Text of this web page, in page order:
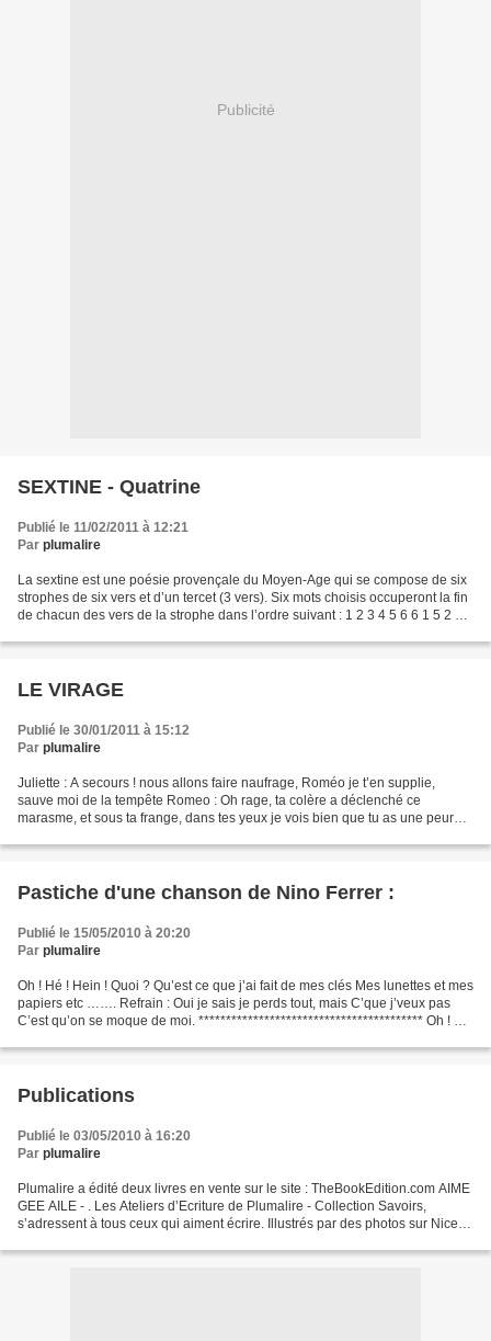
Publicité
SEXTINE - Quatrine
Publié le 11/02/2011 à 12:21
Par plumalire
La sextine est une poésie provençale du Moyen-Age qui se compose de six
strophes de six vers et d’un tercet (3 vers). Six mots choisis occuperont la fin
de chacun des vers de la strophe dans l’ordre suivant : 1 2 3 4 5 6 6 1 5 2 4 3
LE VIRAGE
Publié le 30/01/2011 à 15:12
Par plumalire
Juliette : A secours ! nous allons faire naufrage, Roméo je t’en supplie,
sauve moi de la tempête Romeo : Oh rage, ta colère a déclenché ce
marasme, et sous ta frange, dans tes yeux je vois bien que tu as une peur
Pastiche d'une chanson de Nino Ferrer :
Publié le 15/05/2010 à 20:20
Par plumalire
Oh ! Hé ! Hein ! Quoi ? Qu’est ce que j’ai fait de mes clés Mes lunettes et mes
papiers etc ……. Refrain : Oui je sais je perds tout, mais C’que j’veux pas
C’est qu’on se moque de moi. ***************************************** Oh ! Hé
Publications
Publié le 03/05/2010 à 16:20
Par plumalire
Plumalire a édité deux livres en vente sur le site : TheBookEdition.com AIME
GEE AILE - . Les Ateliers d’Ecriture de Plumalire - Collection Savoirs,
s’adressent à tous ceux qui aiment écrire. Illustrés par des photos sur Nice,